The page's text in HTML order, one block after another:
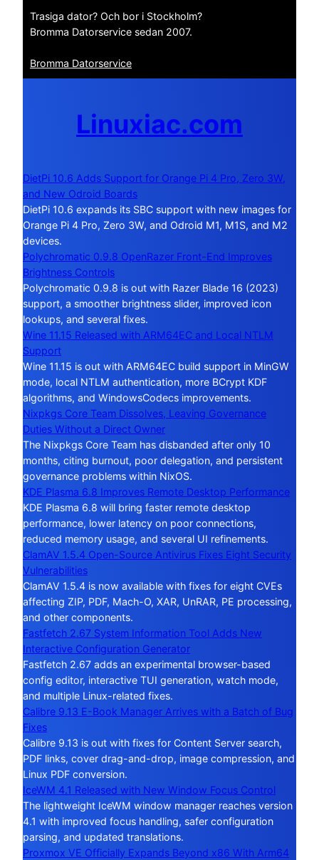
Trasiga dator? Och bor i Stockholm?
Bromma Datorservice sedan 2007.
Bromma Datorservice
Linuxiac.com
DietPi 10.6 Adds Support for Orange Pi 4 Pro, Zero 3W,
and New Odroid Boards
DietPi 10.6 expands its SBC support with new images for
Orange Pi 4 Pro, Zero 3W, and Odroid M1, M1S, and M2
devices.
Polychromatic 0.9.8 OpenRazer Front-End Improves
Brightness Controls
Polychromatic 0.9.8 is out with Razer Blade 16 (2023)
support, a smoother brightness slider, improved icon
lookups, and several fixes.
Wine 11.15 Released with ARM64EC and Local NTLM
Support
Wine 11.15 is out with ARM64EC build support in MinGW
mode, local NTLM authentication, more BCrypt KDF
algorithms, and WindowsCodecs improvements.
Nixpkgs Core Team Dissolves, Leaving Governance
Duties Without a Direct Owner
The Nixpkgs Core Team has disbanded after only 10
months, citing burnout, poor delegation, and persistent
governance problems within NixOS.
KDE Plasma 6.8 Improves Remote Desktop Performance
KDE Plasma 6.8 will bring faster remote desktop
performance, lower latency on poor connections,
reduced memory usage, and several UI refinements.
ClamAV 1.5.4 Open-Source Antivirus Fixes Eight Security
Vulnerabilities
ClamAV 1.5.4 is now available with fixes for eight CVEs
affecting ZIP, PDF, Mach-O, XAR, UnRAR, PE processing,
and other components.
Fastfetch 2.67 System Information Tool Adds New
Interactive Configuration Generator
Fastfetch 2.67 adds an experimental browser-based
config editor, interactive TUI generation, watch mode,
and multiple Linux-related fixes.
Calibre 9.13 E-Book Manager Arrives with a Batch of Bug
Fixes
Calibre 9.13 is out with fixes for Content Server search,
PDF links, cover drag-and-drop, image compression, and
Linux PDF conversion.
IceWM 4.1 Released with New Window Focus Control
The lightweight IceWM window manager reaches version
4.1 with improved focus handling, safer configuration
parsing, and updated translations.
Proxmox VE Officially Expands Beyond x86 With Arm64